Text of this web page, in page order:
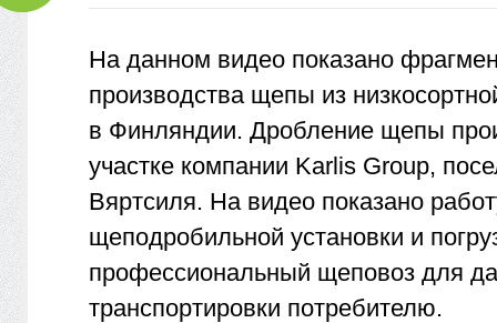
На данном видео показано
производства щепы из
в Финляндии. Дробление щепы
участке компании Karlis Group,
Вяртсиля. На видео показано
щеподробильной установки и
профессиональный щеповоз для
транспортировки потребителю.